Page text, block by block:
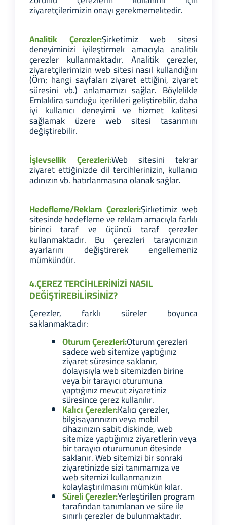
ziyaretçilerimizin onayı gerekmemektedir.
Analitik Çerezler:Şirketimiz web sitesi
deneyiminizi iyileştirmek amacıyla analitik
çerezler kullanmaktadır. Analitik çerezler,
ziyaretçilerimizin web sitesi nasıl kullandığını
(Örn; hangi sayfaları ziyaret ettiğini, ziyaret
süresini vb.) anlamamızı sağlar. Böylelikle
Emlaklira sunduğu içerikleri geliştirebilir, daha
iyi kullanıcı deneyimi ve hizmet kalitesi
sağlamak üzere web sitesi tasarımını
değiştirebilir.
İşlevsellik Çerezleri:Web sitesini tekrar
ziyaret ettiğinizde dil tercihlerinizin, kullanıcı
adınızın vb. hatırlanmasına olanak sağlar.
Hedefleme/Reklam Çerezleri:Şirketimiz web
sitesinde hedefleme ve reklam amacıyla farklı
birinci taraf ve üçüncü taraf çerezler
kullanmaktadır. Bu çerezleri tarayıcınızın
ayarlarını değiştirerek engellemeniz
mümkündür.
4.ÇEREZ TERCİHLERİNİZİ NASIL
DEĞİŞTİREBİLİRSİNİZ?
Çerezler, farklı süreler boyunca
saklanmaktadır:
Oturum Çerezleri:Oturum çerezleri
sadece web sitemize yaptığınız
ziyaret süresince saklanır,
dolayısıyla web sitemizden birine
veya bir tarayıcı oturumuna
yaptığınız mevcut ziyaretiniz
süresince çerez kullanılır.
Kalıcı Çerezler:Kalıcı çerezler,
bilgisayarınızın veya mobil
cihazınızın sabit diskinde, web
sitemize yaptığımız ziyaretlerin veya
bir tarayıcı oturumunun ötesinde
saklanır. Web sitemizi bir sonraki
ziyaretinizde sizi tanımamıza ve
web sitemizi kullanmanızın
kolaylaştırılmasını mümkün kılar.
Süreli Çerezler:Yerleştirilen program
tarafından tanımlanan ve süre ile
sınırlı çerezler de bulunmaktadır.